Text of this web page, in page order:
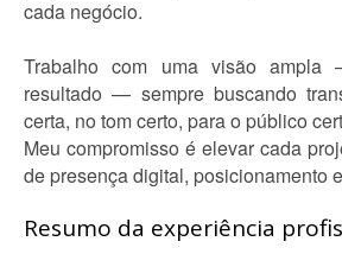
cada negócio.
Trabalho com uma visão
resultado — sempre buscando
certa, no tom certo, para o público
Meu compromisso é elevar cada
de presença digital, posicionamento
Resumo da experiência